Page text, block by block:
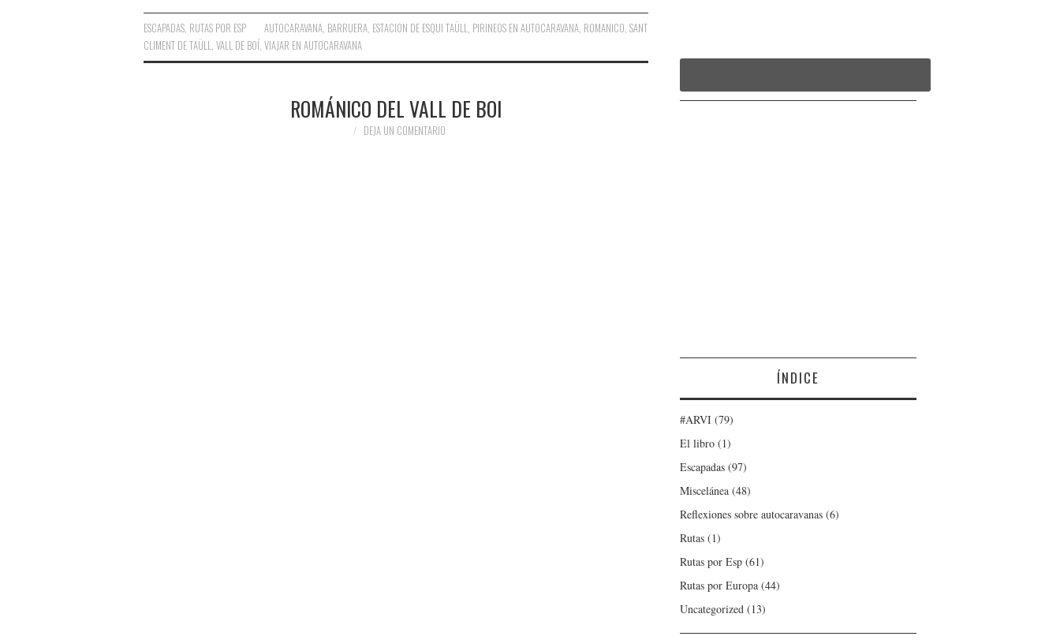
ESCAPADAS RUTAS POR ESP AUTOCARAVANA BARRUERA ESTACION DE ESQUI TAÜLL PIRINEOS EN AUTOCARAVANA ROMANICO SANT
CLIMENT DE TAÜLL VALL DE BOÍ VIAJAR EN AUTOCARAVANA
ROMÁNICO DEL VALL DE BOI
DEJA UN COMENTARIO
ÍNDICE
#ARVI (79)
El libro (1)
Escapadas (97)
Miscelánea (48)
Reflexiones sobre autocaravanas (6)
Rutas (1)
Rutas por Esp (61)
Rutas por Europa (44)
Uncategorized (13)